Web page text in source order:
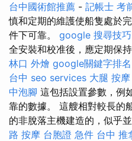
台中國術館推薦 - 記帳士 考
慎和定期的維護使船隻處於
件下可靠。 google 搜尋技巧
全安裝和校准後，應定期保
林口 外燴 google關鍵字排名
台中 seo services 大腿 按摩
中泡腳 這包括設置參數，例
靠的數據。 這艘相對較長的
的非脫落主機建造的，似乎
路 按摩 台胞證 急件 台中 推